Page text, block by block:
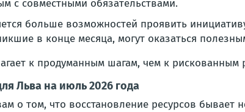
с совместными обязательствами.
больше возможностей проявить
в конце месяца, могут оказаться
к продуманным шагам, чем к рискованным
Льва на июль 2026 года
о том, что восстановление ресурсов бывает